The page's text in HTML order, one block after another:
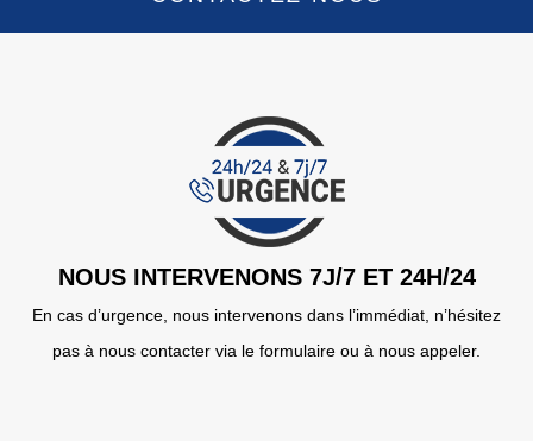
NOUS INTERVENONS 7J/7 ET 24H/24
En cas d’urgence, nous intervenons dans l’immédiat, n’hésitez
pas à nous contacter via le formulaire ou à nous appeler.